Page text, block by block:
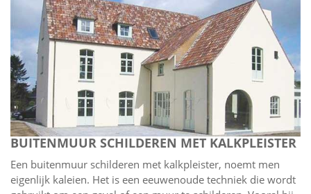
BUITENMUUR SCHILDEREN MET KALKPLEISTER
Een buitenmuur schilderen met kalkpleister, noemt men
eigenlijk kaleien. Het is een eeuwenoude techniek die wordt